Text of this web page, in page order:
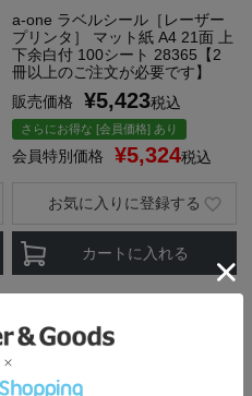
a-one ラベルシール［レーザー
プリンタ］ マット紙 A4 21面 上
下余白付 100シート 28365【2
冊以上のご注文が必要です】
販売価格
¥5,423税込
さらにお得な [会員価格] あり
会員特別価格 ¥5,324税込
カートに入れる
お気に入りに登録する